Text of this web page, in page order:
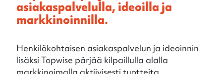
asiakaspalvelulla, ideoilla ja
markkinoinnilla.
Henkilökohtaisen asiakaspalvelun ja ideoinnin
lisäksi Topwise pärjää kilpaillulla alalla